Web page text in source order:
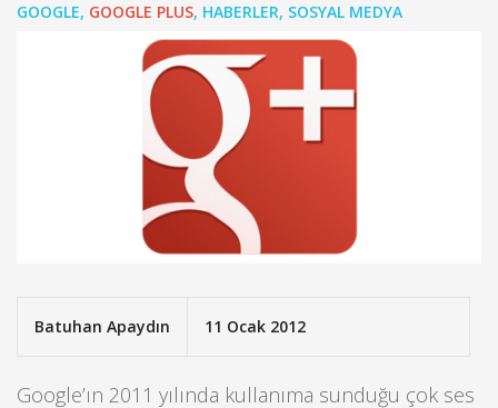
GOOGLE, GOOGLE PLUS, HABERLER, SOSYAL MEDYA
Batuhan Apaydın 11 Ocak 2012
Google’ın 2011 yılında kullanıma sunduğu çok ses